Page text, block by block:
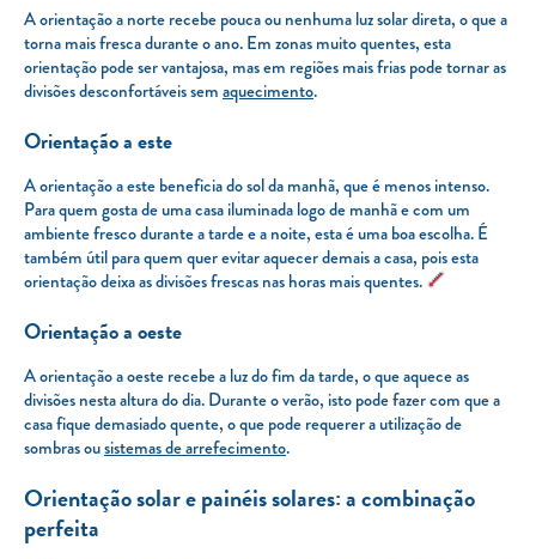
A orientação a norte recebe pouca ou nenhuma luz solar direta, o que a
torna mais fresca durante o ano. Em zonas muito quentes, esta
orientação pode ser vantajosa, mas em regiões mais frias pode tornar as
divisões desconfortáveis semaquecimento.
Orientação a este
A orientação a este beneficia do sol da manhã, que é menos intenso.
Para quem gosta de uma casa iluminada logo de manhã e com um
ambiente fresco durante a tarde e a noite, esta é uma boa escolha. É
também útil para quem quer evitar aquecer demais a casa, pois esta
orientação deixa as divisões frescas nas horas mais quentes.
Orientação a oeste
A orientação a oeste recebe a luz do fim da tarde, o que aquece as
divisões nesta altura do dia. Durante o verão, isto pode fazer com que a
casa fique demasiado quente, o que pode requerer a utilização de
sombras ousistemas de arrefecimento.
Orientação solar e painéis solares: a combinação
perfeita